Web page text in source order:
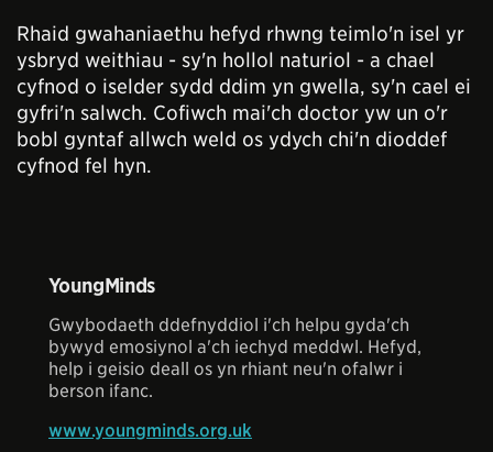
Rhaid gwahaniaethu hefyd rhwng teimlo'n isel yr
ysbryd weithiau - sy'n hollol naturiol - a chael
cyfnod o iselder sydd ddim yn gwella, sy'n cael ei
gyfri'n salwch. Cofiwch mai'ch doctor yw un o'r
bobl gyntaf allwch weld os ydych chi'n dioddef
cyfnod fel hyn.
YoungMinds
Gwybodaeth ddefnyddiol i'ch helpu gyda'ch
bywyd emosiynol a'ch iechyd meddwl. Hefyd,
help i geisio deall os yn rhiant neu'n ofalwr i
berson ifanc.
www.youngminds.org.uk